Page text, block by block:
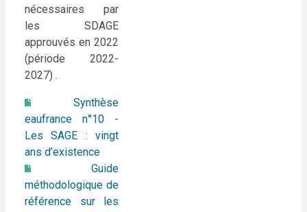
nécessaires par
les SDAGE
approuvés en 2022
(période 2022-
2027) .
Synthèse
eaufrance n°10 -
Les SAGE : vingt
ans d’existence
Guide
méthodologique de
référence sur les